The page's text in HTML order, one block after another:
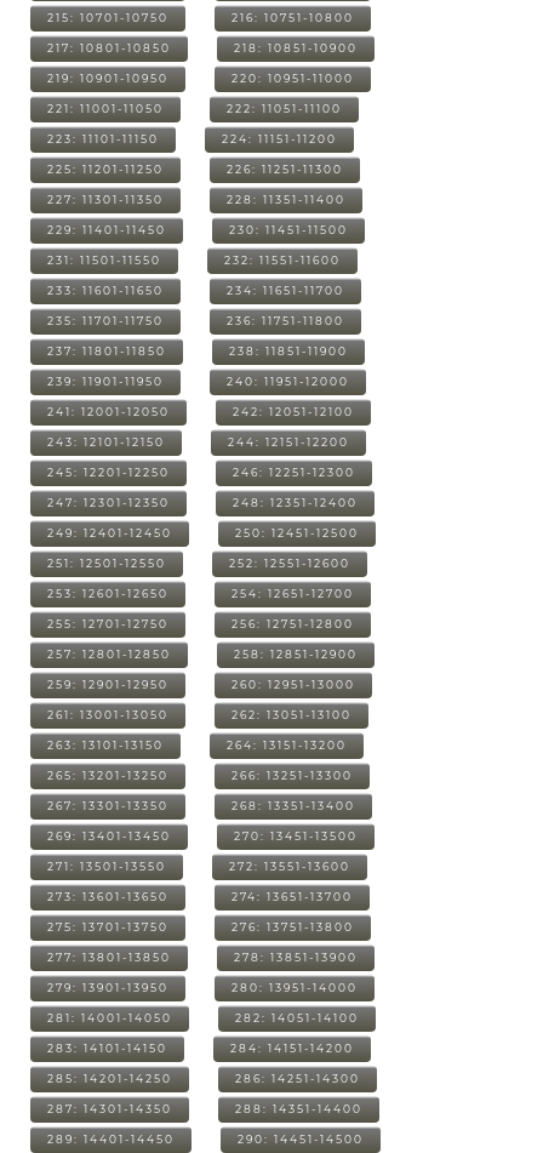
215: 10701-10750 216: 10751-10800
217: 10801-10850 218: 10851-10900
219: 10901-10950 220: 10951-11000
221: 11001-11050 222: 11051-11100
223: 11101-11150 224: 11151-11200
225: 11201-11250 226: 11251-11300
227: 11301-11350 228: 11351-11400
229: 11401-11450 230: 11451-11500
231: 11501-11550 232: 11551-11600
233: 11601-11650 234: 11651-11700
235: 11701-11750 236: 11751-11800
237: 11801-11850 238: 11851-11900
239: 11901-11950 240: 11951-12000
241: 12001-12050 242: 12051-12100
243: 12101-12150 244: 12151-12200
245: 12201-12250 246: 12251-12300
247: 12301-12350 248: 12351-12400
249: 12401-12450 250: 12451-12500
251: 12501-12550 252: 12551-12600
253: 12601-12650 254: 12651-12700
255: 12701-12750 256: 12751-12800
257: 12801-12850 258: 12851-12900
259: 12901-12950 260: 12951-13000
261: 13001-13050 262: 13051-13100
263: 13101-13150 264: 13151-13200
265: 13201-13250 266: 13251-13300
267: 13301-13350 268: 13351-13400
269: 13401-13450 270: 13451-13500
271: 13501-13550 272: 13551-13600
273: 13601-13650 274: 13651-13700
275: 13701-13750 276: 13751-13800
277: 13801-13850 278: 13851-13900
279: 13901-13950 280: 13951-14000
281: 14001-14050 282: 14051-14100
283: 14101-14150 284: 14151-14200
285: 14201-14250 286: 14251-14300
287: 14301-14350 288: 14351-14400
289: 14401-14450 290: 14451-14500